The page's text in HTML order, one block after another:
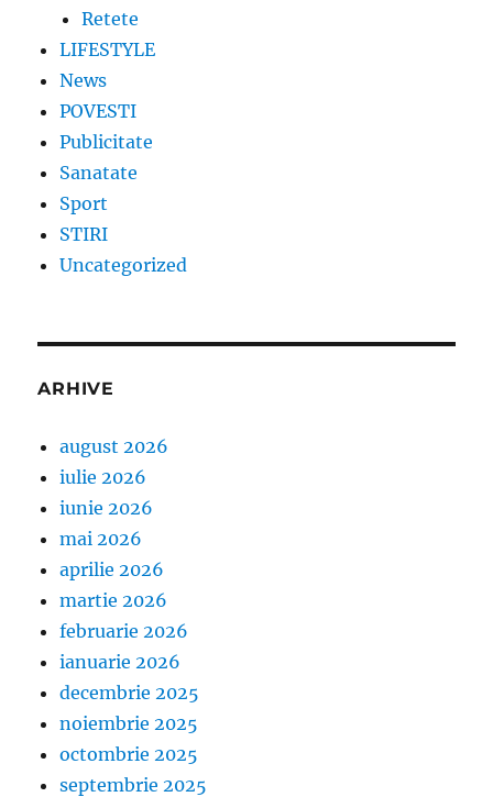
Retete
LIFESTYLE
News
POVESTI
Publicitate
Sanatate
Sport
STIRI
Uncategorized
ARHIVE
august 2026
iulie 2026
iunie 2026
mai 2026
aprilie 2026
martie 2026
februarie 2026
ianuarie 2026
decembrie 2025
noiembrie 2025
octombrie 2025
septembrie 2025